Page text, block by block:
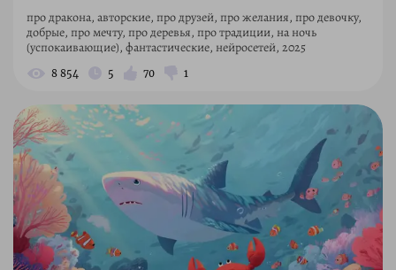
про дракона, авторские, про друзей, про желания, про девочку,
добрые, про мечту, про деревья, про традиции, на ночь
(успокаивающие), фантастические, нейросетей, 2025
8 854 5 70 1